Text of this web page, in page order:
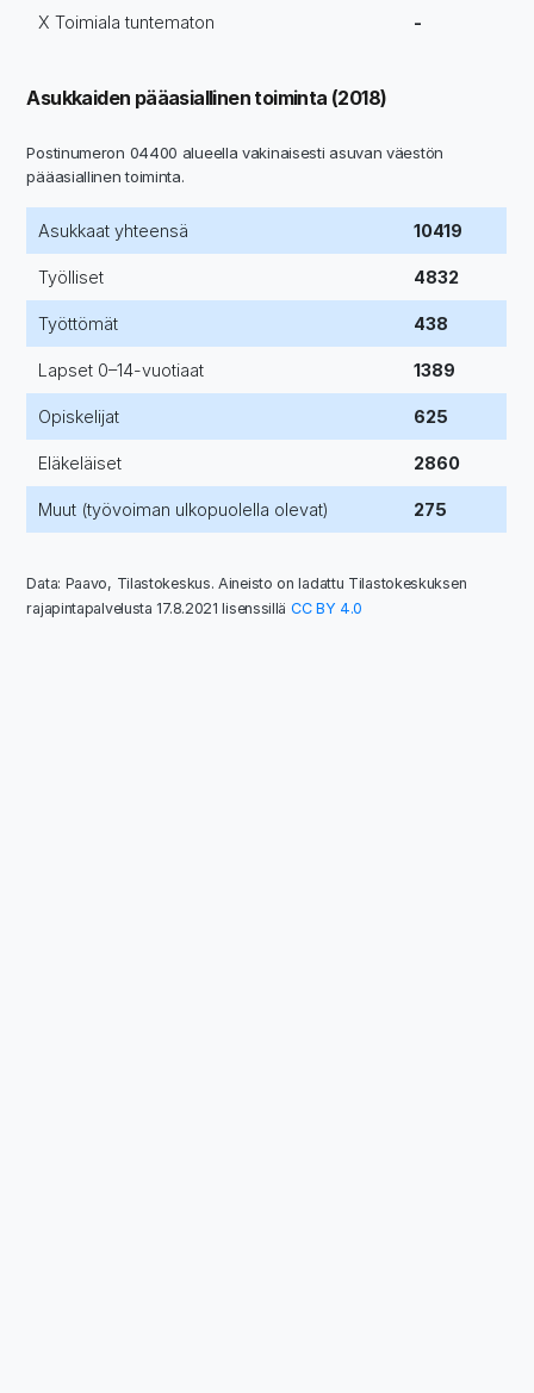
X Toimiala tuntematon -
Asukkaiden pääasiallinen toiminta (2018)
Postinumeron 04400 alueella vakinaisesti asuvan väestön
pääasiallinen toiminta.
Asukkaat yhteensä 10419
Työlliset 4832
Työttömät 438
Lapset 0–14-vuotiaat 1389
Opiskelijat 625
Eläkeläiset 2860
Muut (työvoiman ulkopuolella olevat) 275
Data: Paavo, Tilastokeskus. Aineisto on ladattu Tilastokeskuksen
rajapintapalvelusta 17.8.2021 lisenssillä CC BY 4.0